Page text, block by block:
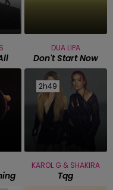
DUA LIPA
Don't Start Now
2h49
2h49
KAROL G & SHAKIRA
Tqg